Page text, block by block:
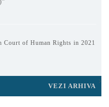
Court of Human Rights in 2021
VEZI ARHIVA